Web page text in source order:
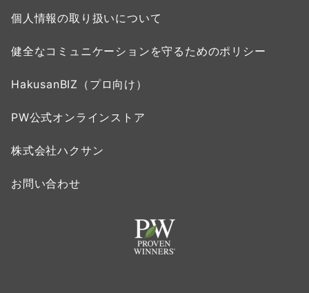
個人情報の取り扱いについて
健全なコミュニケーションを守るためのポリシー
HakusanBIZ（プロ向け）
PW公式オンラインストア
株式会社ハクサン
お問い合わせ